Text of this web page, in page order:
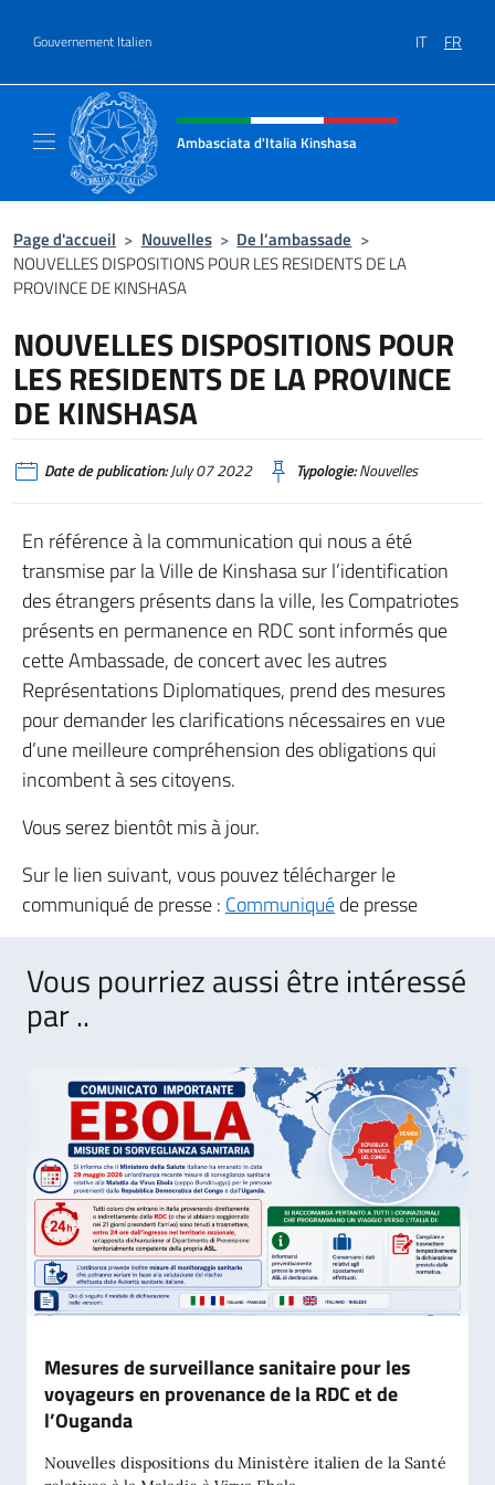
Gouvernement Italien IT FR
Site Web, social et en-tête de
Ambasciata d'Italia Kinshasa
Page d'accueil > Nouvelles > De l’ambassade >
NOUVELLES DISPOSITIONS POUR LES RESIDENTS DE LA
PROVINCE DE KINSHASA
NOUVELLES DISPOSITIONS POUR
LES RESIDENTS DE LA PROVINCE
DE KINSHASA
Date de publication:July 07 2022 Typologie:Nouvelles
En référence à la communication qui nous a été
transmise par la Ville de Kinshasa sur l’identification
des étrangers présents dans la ville, les Compatriotes
présents en permanence en RDC sont informés que
cette Ambassade, de concert avec les autres
Représentations Diplomatiques, prend des mesures
pour demander les clarifications nécessaires en vue
d’une meilleure compréhension des obligations qui
incombent à ses citoyens.
Vous serez bientôt mis à jour.
Sur le lien suivant, vous pouvez télécharger le
communiqué de presse : Communiquéde presse
Vous pourriez aussi être intéressé
par ..
Mesures de surveillance sanitaire pour les
voyageurs en provenance de la RDC et de
l’Ouganda
Nouvelles dispositions du Ministère italien de la Santé